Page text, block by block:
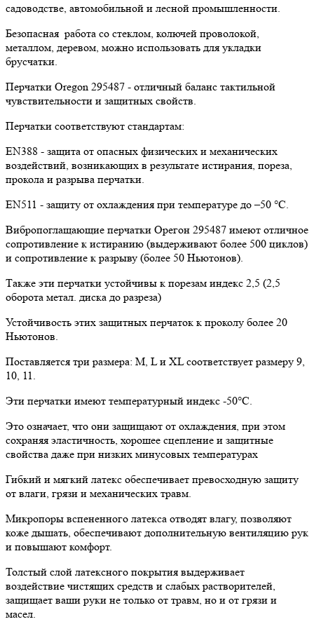
садоводстве, автомобильной и лесной промышленности.
Безопасная работа со стеклом, колючей проволокой,
металлом, деревом, можно использовать для укладки
брусчатки.
Перчатки Oregon 295487 - отличный баланс тактильной
чувствительности и защитных свойств.
Перчатки соответствуют стандартам:
EN388 - защита от опасных физических и механических
воздействий, возникающих в результате истирания, пореза,
прокола и разрыва перчатки.
EN511 - защиту от охлаждения при температуре до –50 °C.
Вибропоглащающие перчатки Орегон 295487 имеют отличное
сопротивление к истиранию (выдерживают более 500 циклов)
и сопротивление к разрыву (более 50 Ньютонов).
Также эти перчатки устойчивы к порезам индекс 2,5 (2,5
оборота метал. диска до разреза)
Устойчивость этих защитных перчаток к проколу более 20
Ньютонов.
Поставляется три размера: M, L и XL соответствует размеру 9,
10, 11.
Эти перчатки имеют температурный индекс -50°C.
Это означает, что они защищают от охлаждения, при этом
сохраняя эластичность, хорошее сцепление и защитные
свойства даже при низких минусовых температурах
Гибкий и мягкий латекс обеспечивает превосходную защиту
от влаги, грязи и механических травм.
Микропоры вспененного латекса отводят влагу, позволяют
коже дышать, обеспечивают дополнительную вентиляцию рук
и повышают комфорт.
Толстый слой латексного покрытия выдерживает
воздействие чистящих средств и слабых растворителей,
защищает ваши руки не только от травм, но и от грязи и
масел.